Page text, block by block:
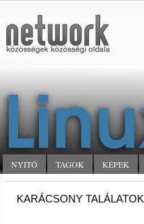
NYITÓ TAGOK KÉPEK
KARÁCSONY TALÁLATOK